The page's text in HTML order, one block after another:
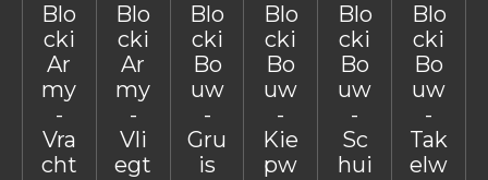
Blo
cki
Ar
my
-
Vra
cht
Blo
cki
Ar
my
-
Vli
egt
Blo
cki
Bo
uw
-
Gru
is
Blo
cki
Bo
uw
-
Kie
pw
Blo
cki
Bo
uw
-
Sc
hui
Blo
cki
Bo
uw
-
Tak
elw